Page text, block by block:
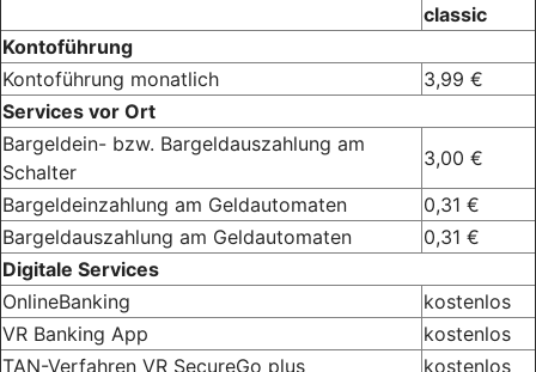
classic
Kontoführung
Kontoführung monatlich
3,99 €
Services vor Ort
Bargeldein- bzw. Bargeldauszahlung am
Schalter
3,00 €
Bargeldeinzahlung am Geldautomaten
0,31 €
Bargeldauszahlung am Geldautomaten
0,31 €
Digitale Services
OnlineBanking
kostenlos
VR Banking App
kostenlos
TAN-Verfahren VR SecureGo plus
kostenlos